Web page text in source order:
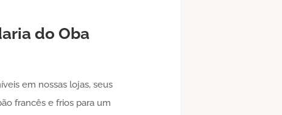
do Oba
em nossas lojas, seus
francês e frios para um